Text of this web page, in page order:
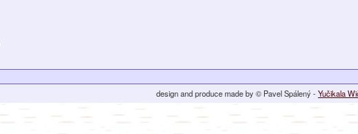
design and produce made by © Pavel Spálený -Yučikala